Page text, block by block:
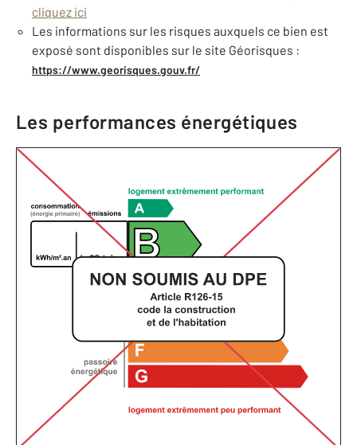
cliquez ici
Les informations sur les risques auxquels ce bien est
exposé sont disponibles sur le site Géorisques :
https://www.georisques.gouv.fr/
Les performances énergétiques